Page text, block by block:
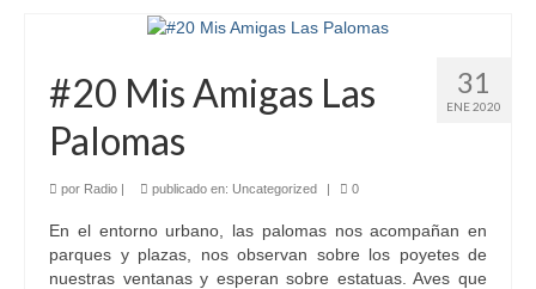
31
ENE 2020
#20 Mis Amigas Las
Palomas
por Radio | publicado en: Uncategorized | 0
En el entorno urbano, las palomas nos acompañan en
parques y plazas, nos observan sobre los poyetes de
nuestras ventanas y esperan sobre estatuas. Aves que